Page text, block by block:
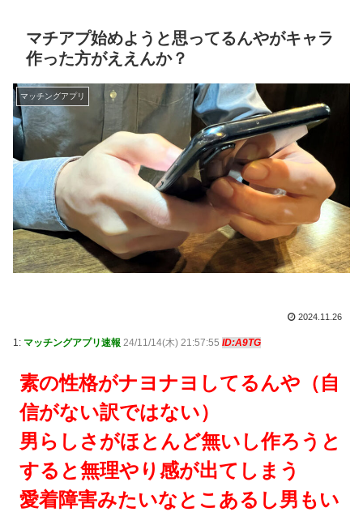
出会いマッチングサイトPCMAX(18禁)
マチアプ始めようと思ってるんやがキャラ
作った方がええんか？
マッチングアプリ
2024.11.26
1: マッチングアプリ速報 24/11/14(木) 21:57:55 ID:A9TG
素の性格がナヨナヨしてるんや（自
信がない訳ではない）
男らしさがほとんど無いし作ろうと
すると無理やり感が出てしまう
愛着障害みたいなとこあるし男もい